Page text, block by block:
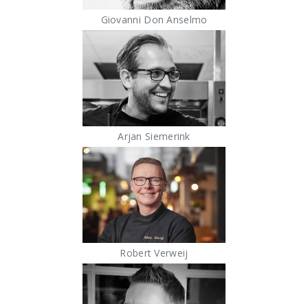
Giovanni Don Anselmo
Arjan Siemerink
Robert Verweij